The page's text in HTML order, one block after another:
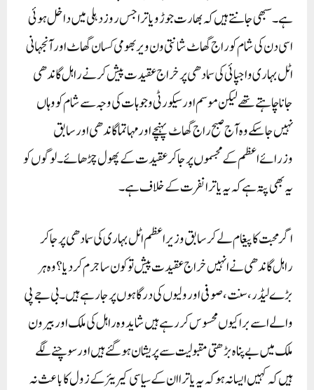
ہے ۔سبھی جانتے ہیں کہ بھارت جوڑو یاترا جس روز دہلی میں داخل ہوئی
اسی دن کی شام کو راج گھاٹ شانتی ون ویر بھومی کسان گھاٹ اور آنجہانی
اٹل بہاری واجپائی کی سمادھی پر خراج عقیدت پیش کرنے راہل گاندھی
جانا چاہتے تھے لیکن موسم اور سیکورٹی وجوہات کی وجہ سے شام کو وہاں
نہیں جا سکے وہ آج صبح راج گھاٹ پہنچے اور مہاتما گاندھی اور سابق
وزرائے اعظم کے مجسموں پر جا کر عقیدت کے پھول چڑھائے۔ لوگوں کو
یہ بھی پتہ ہے کہ یہ یاترا نفرت کے خلاف ہے۔
اگر محبت کا پیغام لے کر سابق وزیر اعظم اٹل بہاری کی سمادھی پر جاکر
راہل گاندھی نے انہیں خراج عقیدت پیش تو کون سا جرم کردیا ؟وہ ہر
بڑے لیڈر،سنت ،صوفی اور ولیوں کی درگاہوں پر جارہے ہیں ۔بی جے پی
والے اسے برا کیوں محسوس کررہے ہیں شاید وہ راہل کی ملک اور بیرون
ملک میں بے پناہ بڑھتی مقبولیت سے پریشان ہوگئے ہیں اور سوچنے لگے
ہیں کہ کہیں ایسا نہ ہوکہ یہ یاترا ان کے سیاسی کیریئر کے زول کا باعث نہ